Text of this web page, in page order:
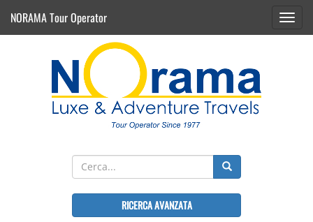
NORAMA Tour Operator
RICERCA AVANZATA